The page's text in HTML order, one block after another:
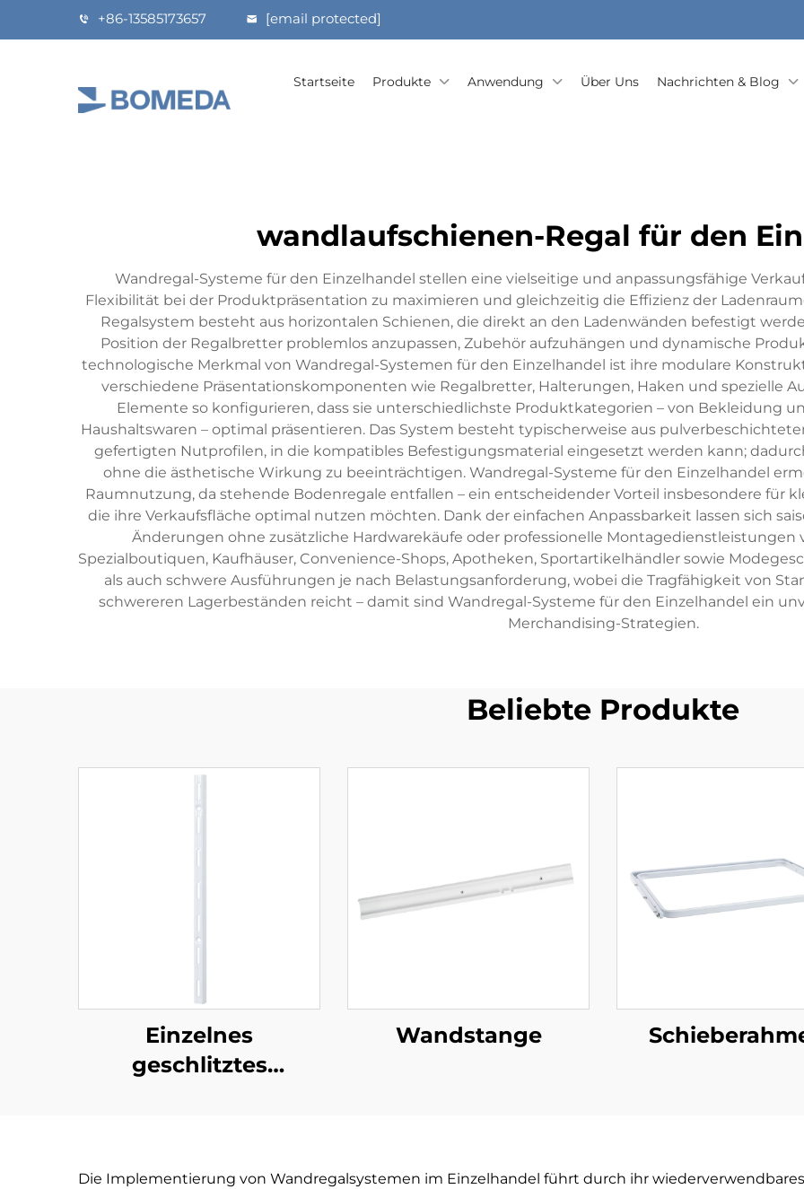
+86-13585173657 [email protected]
Startseite Produkte Anwendung Über Uns Nachrichten & Blog
wandlaufschienen-Regal für den
Wandregal-Systeme für den Einzelhandel stellen eine vielseitige und anpassungsfähige
Flexibilität bei der Produktpräsentation zu maximieren und gleichzeitig die Effizienz der
Regalsystem besteht aus horizontalen Schienen, die direkt an den Ladenwänden befestigt
Position der Regalbretter problemlos anzupassen, Zubehör aufzuhängen und dynamische
technologische Merkmal von Wandregal-Systemen für den Einzelhandel ist ihre modulare
verschiedene Präsentationskomponenten wie Regalbretter, Halterungen, Haken und spezielle
Elemente so konfigurieren, dass sie unterschiedlichste Produktkategorien – von Bekleidung
Haushaltswaren – optimal präsentieren. Das System besteht typischerweise aus
gefertigten Nutprofilen, in die kompatibles Befestigungsmaterial eingesetzt werden kann;
ohne die ästhetische Wirkung zu beeinträchtigen. Wandregal-Systeme für den Einzelhandel
Raumnutzung, da stehende Bodenregale entfallen – ein entscheidender Vorteil insbesondere für
die ihre Verkaufsfläche optimal nutzen möchten. Dank der einfachen Anpassbarkeit lassen sich
Änderungen ohne zusätzliche Hardwarekäufe oder professionelle Montagedienstleistungen
Spezialboutiquen, Kaufhäuser, Convenience-Shops, Apotheken, Sportartikelhändler sowie
als auch schwere Ausführungen je nach Belastungsanforderung, wobei die Tragfähigkeit von
schwereren Lagerbeständen reicht – damit sind Wandregal-Systeme für den Einzelhandel ein
Merchandising-Strategien.
Beliebte Produkte
Einzelnes
geschlitztes
Wandstange
Die Implementierung von Wandregalsystemen im Einzelhandel führt durch ihr